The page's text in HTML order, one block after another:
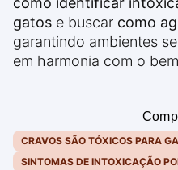
gatos e buscar como
garantindo ambientes
em harmonia com o
CRAVOS SÃO TÓXICOS PARA
SINTOMAS DE INTOXICAÇÃO